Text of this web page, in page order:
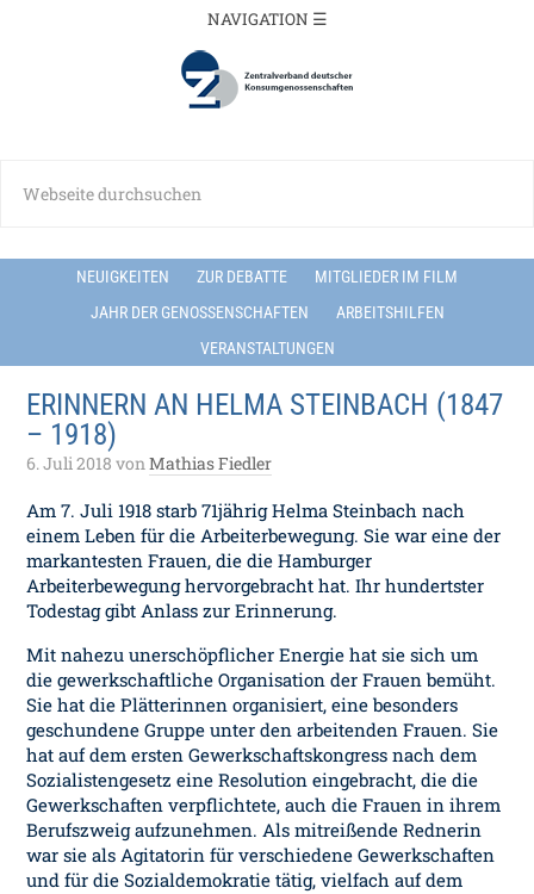
NEUIGKEITEN ZUR DEBATTE
MITGLIEDER IM FILM
JAHR DER GENOSSENSCHAFTEN
ARBEITSHILFEN
VERANSTALTUNGEN
ERINNERN AN HELMA STEINBACH (1847
– 1918)
6. Juli 2018 vonMathias Fiedler
Am 7. Juli 1918 starb 71jährig Helma Steinbach nach
einem Leben für die Arbeiterbewegung. Sie war eine der
markantesten Frauen, die die Hamburger
Arbeiterbewegung hervorgebracht hat. Ihr hundertster
Todestag gibt Anlass zur Erinnerung.
Mit nahezu unerschöpflicher Energie hat sie sich um
die gewerkschaftliche Organisation der Frauen bemüht.
Sie hat die Plätterinnen organisiert, eine besonders
geschundene Gruppe unter den arbeitenden Frauen. Sie
hat auf dem ersten Gewerkschaftskongress nach dem
Sozialistengesetz eine Resolution eingebracht, die die
Gewerkschaften verpflichtete, auch die Frauen in ihrem
Berufszweig aufzunehmen. Als mitreißende Rednerin
war sie als Agitatorin für verschiedene Gewerkschaften
und für die Sozialdemokratie tätig, vielfach auf dem